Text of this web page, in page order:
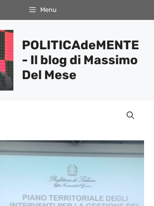
Menu
POLITICAdeMENTE
- Il blog di Massimo
Del Mese